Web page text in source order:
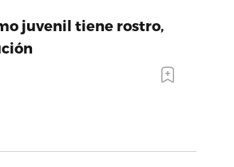
juvenil tiene rostro,